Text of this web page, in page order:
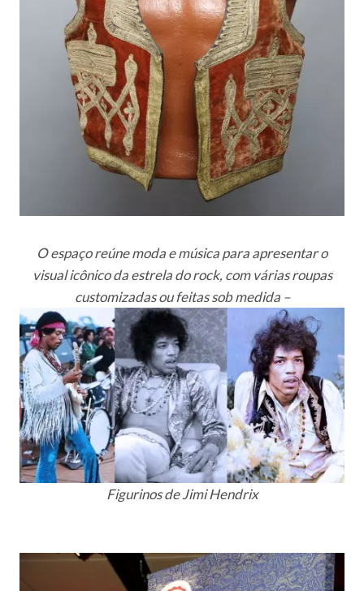
O espaço reúne moda e música para apresentar o
visual icônico da estrela do rock, com várias roupas
customizadas ou feitas sob medida –
Figurinos de Jimi Hendrix